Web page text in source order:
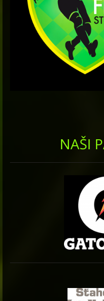
NAŠI